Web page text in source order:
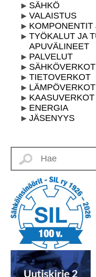
SÄHKÖ
VALAISTUS
KOMPONENTIT
TYÖKALUT JA
APUVÄLINEET
PALVELUT
SÄHKÖVERKOT
TIETOVERKOT
LÄMPÖVERKOT
KAASUVERKOT
ENERGIA
JÄSENYYS